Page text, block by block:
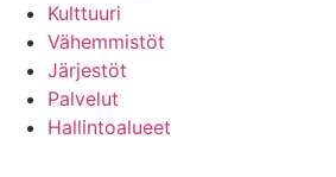
Kulttuuri
Vähemmistöt
Järjestöt
Palvelut
Hallintoalueet